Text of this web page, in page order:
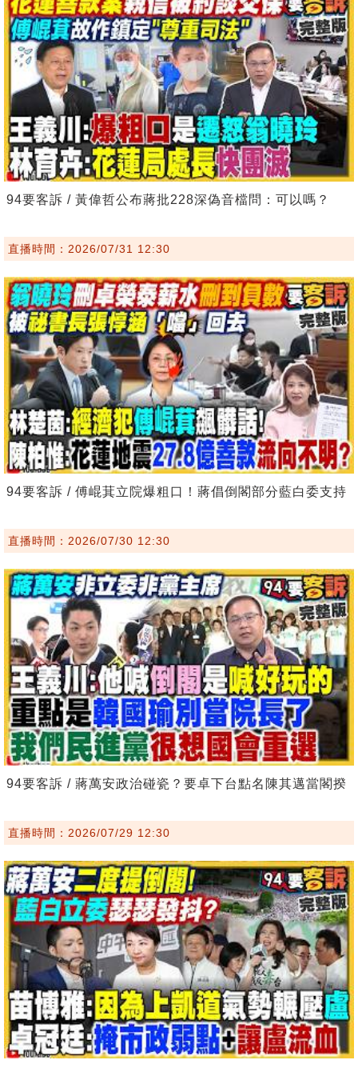
94要客訴 / 黃偉哲公布蔣批228深偽音檔問：可以嗎？
直播時間：2026/07/31 12:30
94要客訴 / 傅崐萁立院爆粗口！蔣倡倒閣部分藍白委支持
直播時間：2026/07/30 12:30
94要客訴 / 蔣萬安政治碰瓷？要卓下台點名陳其邁當閣揆
直播時間：2026/07/29 12:30